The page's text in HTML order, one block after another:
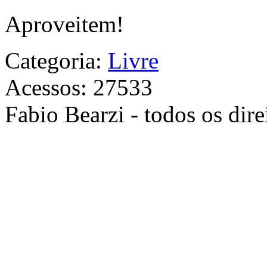
Aproveitem!
Categoria: Livre
Acessos: 27533
Fabio Bearzi - todos os